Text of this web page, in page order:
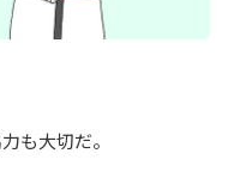
も大切だ。